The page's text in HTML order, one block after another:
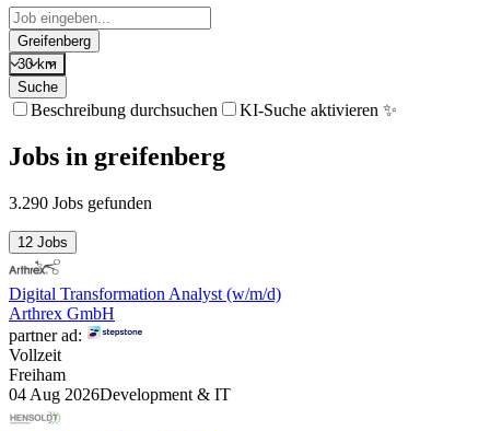
Greifenberg
30 km
Suche
Beschreibung durchsuchen KI-Suche aktivieren ✨
Jobs in greifenberg
3.290 Jobs gefunden
12 Jobs
Digital Transformation Analyst (w/m/d)
Arthrex GmbH
partner ad:
Vollzeit
Freiham
04 Aug 2026Development & IT